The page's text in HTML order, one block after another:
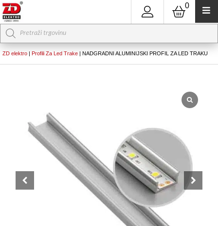
0
Products
search
ZD elektro | Profili Za Led Trake | NADGRADNI ALUMINIJSKI PROFIL ZA LED TRAKU